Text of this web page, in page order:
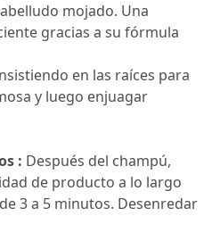
mojado. Una
gracias a su fórmula
en las raíces para
y luego enjuagar
: Después del champú,
de producto a lo largo
3 a 5 minutos. Desenredar